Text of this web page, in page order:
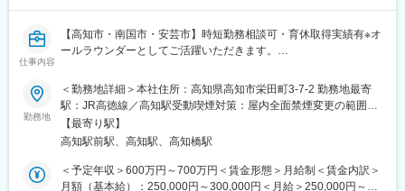
公募制度も充実しておりますので、IQVIAが展開している他の事業
部への異動も可能です。
事担当者などの管理部門など
（３）手厚い研修体制でスキルアップができます：製品研修、ス
キル研修、学術研修と、国内最大手だからこそ仕事に必要な知識
やスキルをしっかりと身に付けられる研修制度があります。MRと
してのスキルのみならず、データ分析、マーケティングなど多角
的にヘルスケアのプロフェッショナル人材を育成する研修制度を
整備しています。
仕事内容
【高知市・南国市・安芸市】時短勤務相談可・育休取得実績有※オ
ールラウンダーとしてご活躍いただきます。
■担当業務：
高知県にて処方せん調剤薬局・一般用医薬品販売・居宅介護支援
事業を行う当社にて保険調剤薬局業務全般を薬剤師として担当い
ただきます。
■具体的には
顧客へのご案内・調剤説明
勤務地
＜勤務地詳細＞本社住所：高知県高知市栄田町3-7-2 勤務地最寄
駅：JR高徳線／高知駅受動喫煙対策：屋内全面禁煙変更の範囲：
本文参照
【最寄り駅】
高知駅前駅、高知駅、高知橋駅
＜予定年収＞600万円～700万円＜賃金形態＞月給制＜賃金内訳＞
月額（基本給）：250,000円～300,000円＜月給＞250,000円～